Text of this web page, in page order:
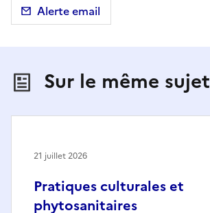
Alerte email
Sur le même sujet
Pratiques culturales et
phytosanitaires
21 juillet 2026